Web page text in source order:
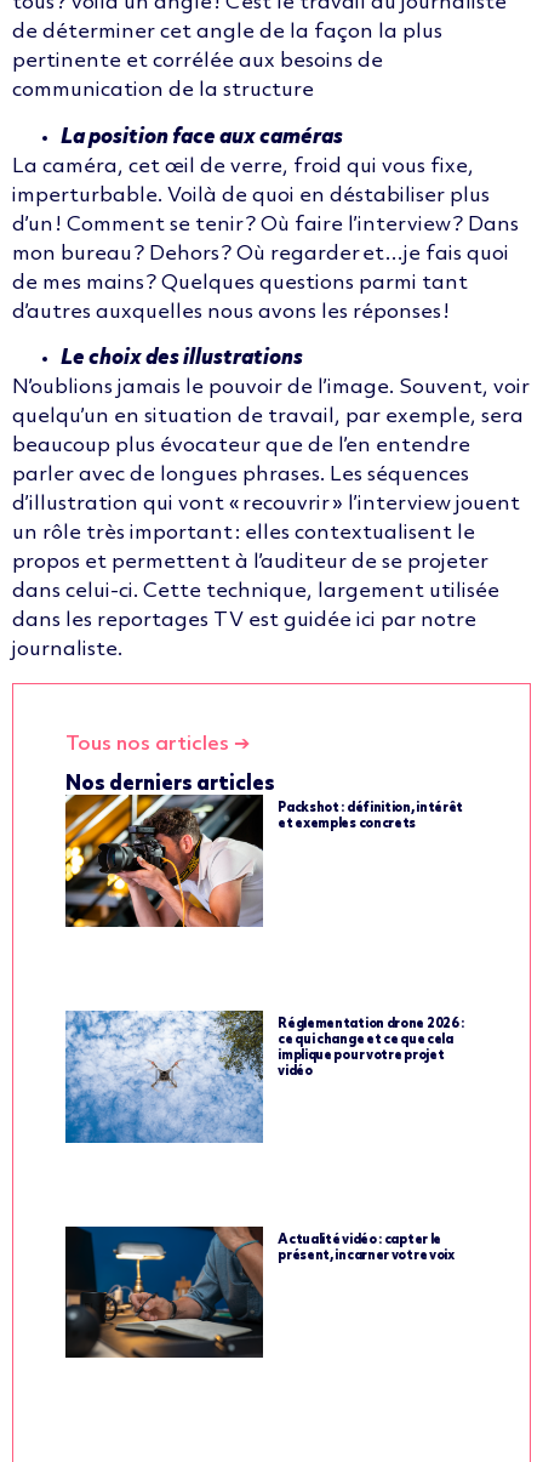
de déterminer cet angle de la façon la plus
pertinente et corrélée aux besoins de
communication de la structure
La position face aux caméras
La caméra, cet œil de verre, froid qui vous fixe,
imperturbable. Voilà de quoi en déstabiliser plus
d’un ! Comment se tenir? Où faire l’interview ? Dans
mon bureau ? Dehors? Où regarder et…je fais quoi
de mes mains ? Quelques questions parmi tant
d’autres auxquelles nous avons les réponses !
Le choix des illustrations
N’oublions jamais le pouvoir de l’image. Souvent, voir
quelqu’un en situation de travail, par exemple, sera
beaucoup plus évocateur que de l’en entendre
parler avec de longues phrases. Les séquences
d’illustration qui vont « recouvrir » l’interview jouent
un rôle très important : elles contextualisent le
propos et permettent à l’auditeur de se projeter
dans celui-ci. Cette technique, largement utilisée
dans les reportages TV est guidée ici par notre
journaliste.
Tous nos articles ➔
Nos derniers articles
Packshot : définition, intérêt
et exemples concrets
Réglementation drone 2026 :
ce qui change et ce que cela
implique pour votre projet
vidéo
Actualité vidéo : capter le
présent, incarner votre voix